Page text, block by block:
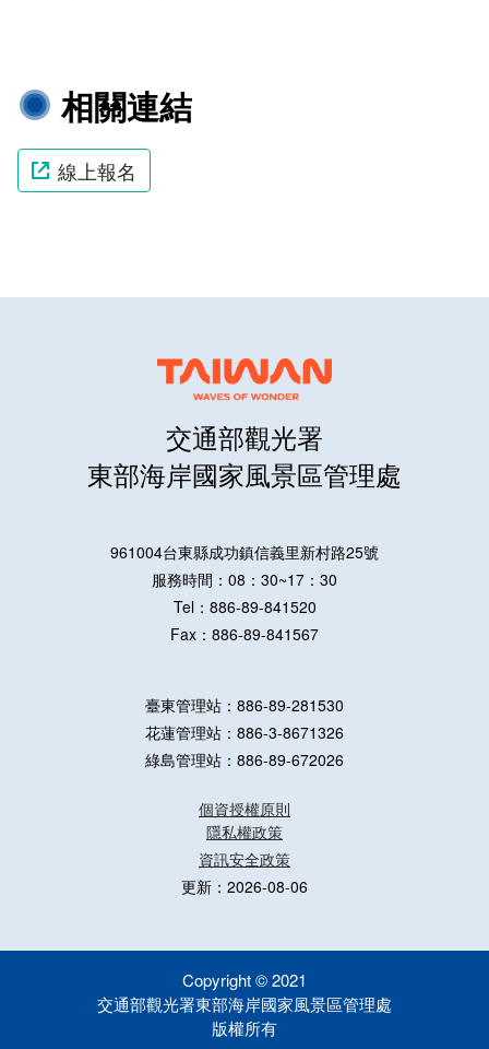
相關連結
線上報名
交通部觀光署
東部海岸國家風景區管理處
961004台東縣成功鎮信義里新村路25號
服務時間：08：30~17：30
Tel：886-89-841520
Fax：886-89-841567
臺東管理站：886-89-281530
花蓮管理站：886-3-8671326
綠島管理站：886-89-672026
個資授權原則
隱私權政策
資訊安全政策
更新：2026-08-06
Copyright © 2021
交通部觀光署東部海岸國家風景區管理處
版權所有